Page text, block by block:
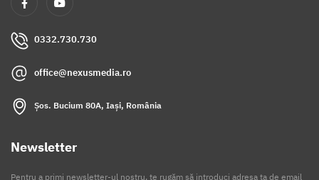
0332.730.730
office@nexusmedia.ro
Șos. Bucium 80A, Iași, România
Newsletter
Pentru a primi newsletter-ul nostru, te rugăm să introduci adresa ta de email